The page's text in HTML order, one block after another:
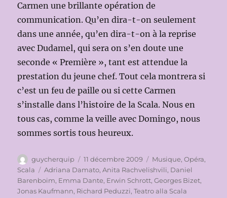
Carmen une brillante opération de
communication. Qu’en dira-t-on seulement
dans une année, qu’en dira-t-on à la reprise
avec Dudamel, qui sera on s’en doute une
seconde « Première », tant est attendue la
prestation du jeune chef. Tout cela montrera si
c’est un feu de paille ou si cette Carmen
s’installe dans l’histoire de la Scala. Nous en
tous cas, comme la veille avec Domingo, nous
sommes sortis tous heureux.
Auteur
guycherquip
Publié
le
11 décembre 2009 Catégories
Musique,Opéra,
Scala
Étiquettes
Adriana Damato,Anita Rachvelishvili, Daniel
Barenboim, Emma Dante, Erwin Schrott,Georges Bizet,
Jonas Kaufmann, Richard Peduzzi,Teatro alla Scala